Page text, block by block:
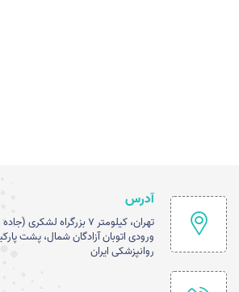
آدرس
تهران، کیلومتر ۷
ورودی اتوبان آزادگان شمال، پشت
روانپزشکی ایران